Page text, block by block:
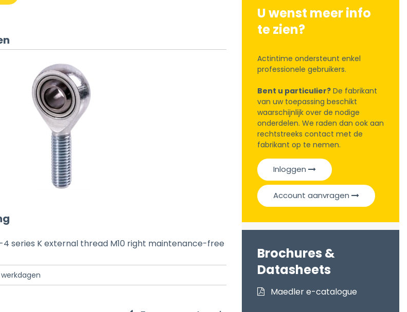
4 series K external thread M10 right maintenance-free
werkdagen
U wenst meer info
te zien?
Actintime ondersteunt enkel
professionele gebruikers.
Bent u particulier? De fabrikant
van uw toepassing beschikt
waarschijnlijk over de nodige
onderdelen. We raden dan ook aan
rechtstreeks contact met de
fabrikant op te nemen.
Inloggen
Account aanvragen
Brochures &
Datasheets
Maedler e-catalogue